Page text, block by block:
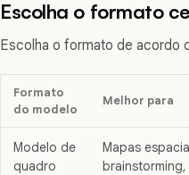
Escolha o formato
Escolha o formato de acordo
Formato
do modelo
Melhor para
Modelo de
quadro
Mapas